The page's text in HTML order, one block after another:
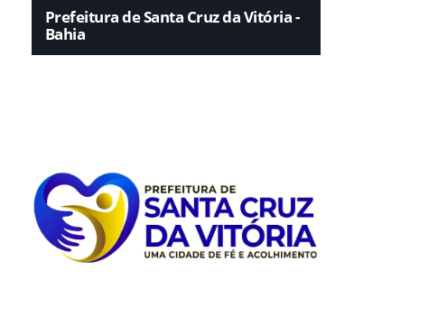
Prefeitura de Santa Cruz da Vitória -
Bahia